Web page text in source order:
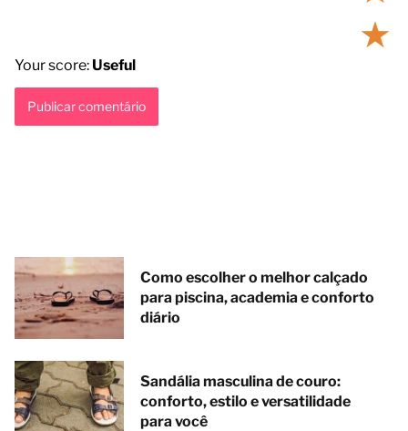
★
Your score: Useful
Como escolher o melhor calçado
para piscina, academia e conforto
diário
Sandália masculina de couro:
conforto, estilo e versatilidade
para você